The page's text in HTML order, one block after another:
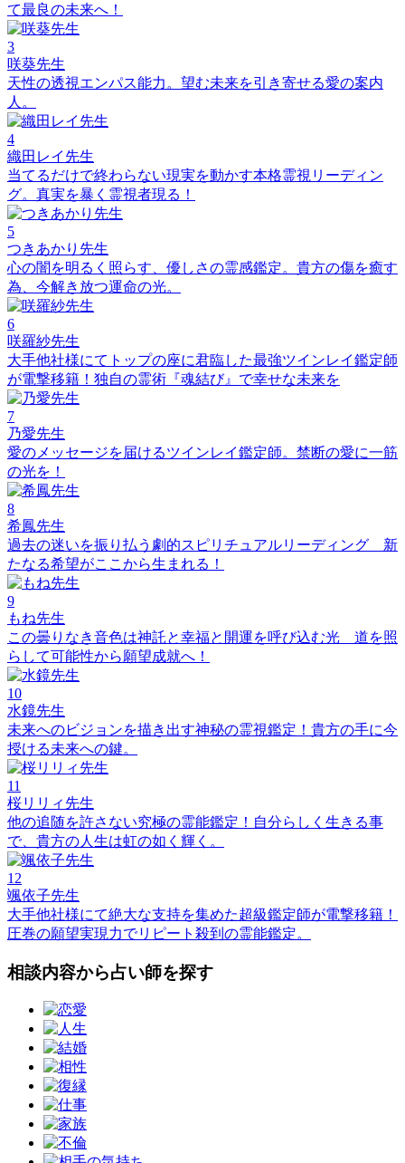
て最良の未来へ！
3
咲葵先生
天性の透視エンパス能力。望む未来を引き寄せる愛の案内
人。
4
織田レイ先生
当てるだけで終わらない現実を動かす本格霊視リーディン
グ。真実を暴く霊視者現る！
5
つきあかり先生
心の闇を明るく照らす、優しさの霊感鑑定。貴方の傷を癒す
為、今解き放つ運命の光。
6
咲羅紗先生
大手他社様にてトップの座に君臨した最強ツインレイ鑑定師
が電撃移籍！独自の霊術『魂結び』で幸せな未来を
7
乃愛先生
愛のメッセージを届けるツインレイ鑑定師。禁断の愛に一筋
の光を！
8
希鳳先生
過去の迷いを振り払う劇的スピリチュアルリーディング 新
たなる希望がここから生まれる！
9
もね先生
この曇りなき音色は神託と幸福と開運を呼び込む光 道を照
らして可能性から願望成就へ！
10
水鏡先生
未来へのビジョンを描き出す神秘の霊視鑑定！貴方の手に今
授ける未来への鍵。
11
桜リリィ先生
他の追随を許さない究極の霊能鑑定！自分らしく生きる事
で、貴方の人生は虹の如く輝く。
12
颯依子先生
大手他社様にて絶大な支持を集めた超級鑑定師が電撃移籍！
圧巻の願望実現力でリピート殺到の霊能鑑定。
相談内容から占い師を探す